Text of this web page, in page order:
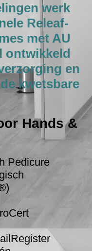
werk
Releaf-
met AU
ontwikkeld
en
kwetsbare
Hands &
Pedicure